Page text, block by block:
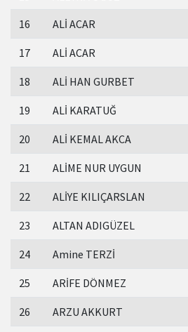
16 ALİ ACAR
17 ALİ ACAR
18 ALİ HAN GURBET
19 ALİ KARATUĞ
20 ALİ KEMAL AKCA
21 ALİME NUR UYGUN
22 ALİYE KILIÇARSLAN
23 ALTAN ADIGÜZEL
24 Amine TERZİ
25 ARİFE DÖNMEZ
26 ARZU AKKURT